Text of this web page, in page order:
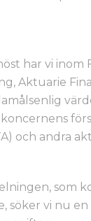
har vi inom
Aktuarie
och andra
som
söker vi nu